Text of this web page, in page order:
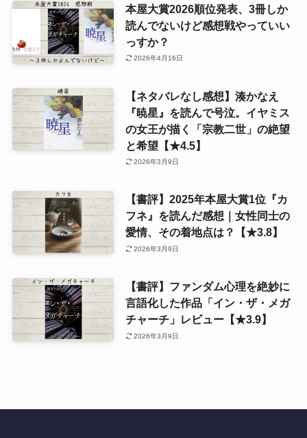
本屋大賞2026順位発表、3冊しか
読んでないけど感想戦やっていい
っすか？
2026年4月16日
【ネタバレなし感想】湊かなえ
『暁星』を読んで号泣。イヤミス
の女王が描く「宗教二世」の絶望
と希望【★4.5】
2026年3月9日
【書評】2025年本屋大賞1位『カ
フネ』を読んだ感想｜女性同士の
愛情、その着地点は？【★3.8】
2026年3月9日
【書評】ファンダム心理を絶妙に
言語化した作品「イン・ザ・メガ
チャーチ」レビュー【★3.9】
2026年3月9日